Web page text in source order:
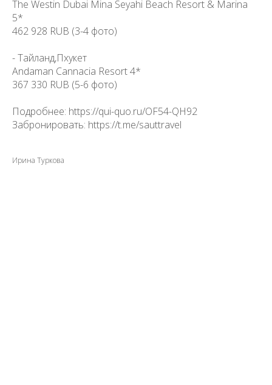
The Westin Dubai Mina Seyahi Beach Resort & Marina
5*
462 928 RUB (3-4 фото)
- Тайланд,Пхукет
Andaman Cannacia Resort 4*
367 330 RUB (5-6 фото)
Подробнее: https://qui-quo.ru/OF54-QH92
Забронировать: https://t.me/sauttravel
Ирина Туркова